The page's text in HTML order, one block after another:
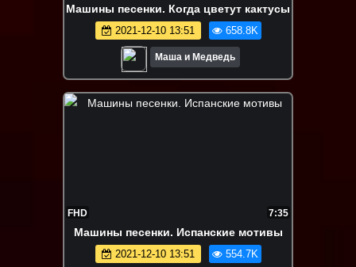
Машины песенки. Когда цветут кактусы
2021-12-10 13:51 658.8K
Маша и Медведь
FHD 7:35
Машины песенки. Испанские мотивы
2021-12-10 13:51 554.7K